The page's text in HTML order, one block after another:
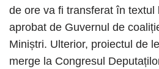
de ore va fi transferat în textul
aprobat de Guvernul de
Miniștri. Ulterior, proiectul de
merge la Congresul